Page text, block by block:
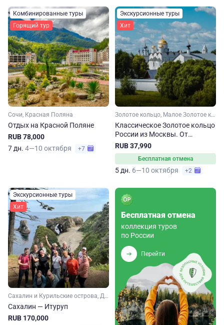
Комбинированные туры
Горящий тур
Сочи, Красная Поляна
Отдых на Красной Поляне
RUB 78,000
7 дн. 4—10 октября +7
Экскурсионные туры
Хит
Золотое кольцо, Малое Золотое кольцо, Ярославская область, Ивановская область, Костромская область, Владимирская область, Московская область
Классическое Золотое кольцо
России из Москвы. От
Сергиева Посада до
Владимира
RUB 37,990
Бесплатная отмена
5 дн. 6—10 октября +2
Экскурсионные туры
Хит
Сахалин и Курильские острова, Дальний Восток
Сахалин — Итуруп
RUB 170,000
Бесплатная отмена
коллекция туров
по России
Перейти